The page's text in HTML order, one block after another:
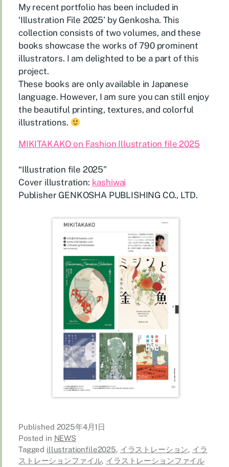
My recent portfolio has been included in
‘Illustration File 2025’ by Genkosha. This
collection consists of two volumes, and these
books showcase the works of 790 prominent
illustrators. I am delighted to be a part of this
project.
⁡These books are only available in Japanese
language. However, I am sure you can still enjoy
the beautiful printing, textures, and colorful
illustrations.
MIKITAKAKO on Fashion Illustration file 2025
“Illustration file 2025”
Cover illustration: kashiwai
Publisher GENKOSHA PUBLISHING CO., LTD.
Published 2025年4月1日
Posted in NEWS
Tagged illustrationfile2025, イラストレーション, イラ
ストレーションファイル, イラストレーションファイル